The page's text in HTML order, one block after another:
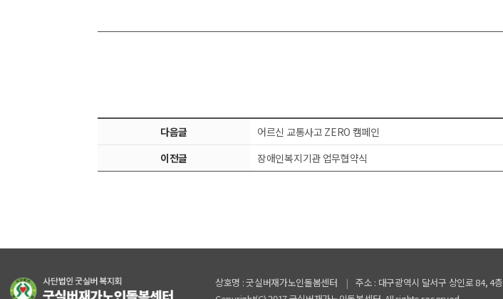
다음글
어르신 교통사고 ZERO 캠페인
이전글
장애인복지기관 업무협약식
상호명 : 굿실버재가노인돌봄센터 | 주소 : 대구광역시 달서구 상인로 84, 4층